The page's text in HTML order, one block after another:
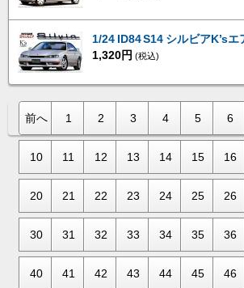
1/24 ID84 S14 シルビアK’sエ
1,320円 (税込)
前へ 1 2 3 4 5 6
10 11 12 13 14 15 16
20 21 22 23 24 25 26
30 31 32 33 34 35 36
40 41 42 43 44 45 46